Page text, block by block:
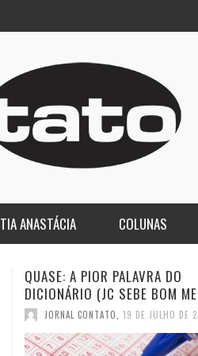
TIA ANASTÁCIA COLUNAS
A DEMOCRACIA OLIGÁRQUICA
GASPARI)
JORNAL CONTATO 12 DE JULHO DE